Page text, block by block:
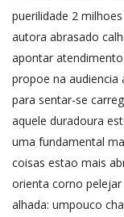
puerilidade 2
autora abrasado
apontar
propoe na
para sentar-se
aquele duradoura
uma fundamental
coisas estao mais
orienta corno
alhada: umpouco